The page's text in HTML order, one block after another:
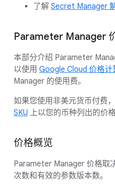
了解 Secret Manager
Parameter Manager
本部分介绍 Parameter
以使用 Google Cloud 价格计
Manager 的使用费。
如果您使用非美元货币付费
SKU 上以您的币种列出的价格
价格概览
Parameter Manager 价格取
次数和有效的参数版本数。